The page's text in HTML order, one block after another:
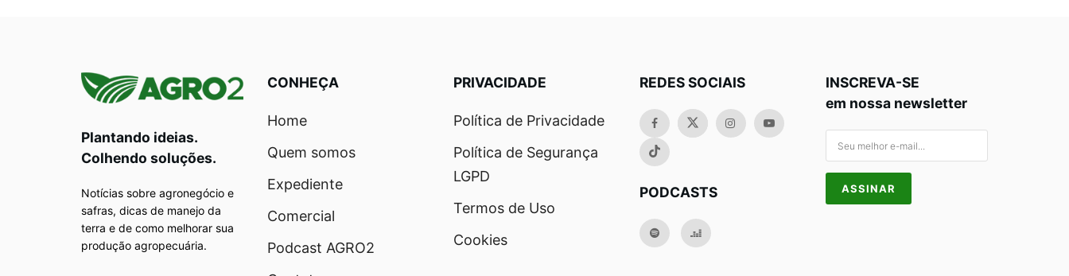
Plantando ideias.
Colhendo soluções.
Notícias sobre agronegócio e
safras, dicas de manejo da
terra e de como melhorar sua
produção agropecuária.
CONHEÇA
Home
Quem somos
Expediente
Comercial
Podcast AGRO2
PRIVACIDADE
Política de Privacidade
Política de Segurança
LGPD
Termos de Uso
Cookies
REDES SOCIAIS
PODCASTS
INSCREVA-SE
em nossa newsletter